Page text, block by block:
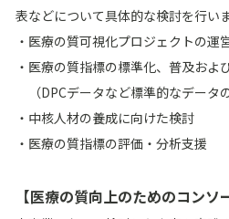
表などについて具体的な検討を行いま
・医療の質可視化プロジェクトの運
・医療の質指標の標準化、普及およ
（DPCデータなど標準的なデータ
・中核人材の養成に向けた検討
・医療の質指標の評価・分
【医療の質向上のためのコンソ